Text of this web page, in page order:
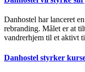
Danhostel har lanceret
rebranding. Målet er at
vandrerhjem til et aktivt
Danhostel styrker